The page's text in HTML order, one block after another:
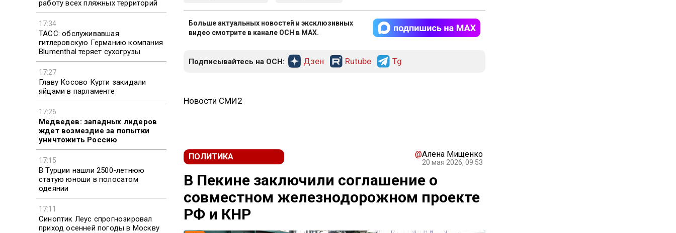
работу всех пляжных территорий
17:34
ТАСС: обслуживавшая
гитлеровскую Германию компания
Blumenthal теряет сухогрузы
17:27
Главу Косово Курти закидали
яйцами в парламенте
17:26
Медведев: западных лидеров
ждет возмездие за попытки
уничтожить Россию
17:15
В Турции нашли 2500-летнюю
статую юноши в полосатом
одеянии
17:11
Синоптик Леус спрогнозировал
приход осенней погоды в Москву
Больше актуальных новостей и эксклюзивных
видео смотрите в канале ОСН в MAX.
Подписывайтесь на ОСН: Дзен Rutube Tg
Новости СМИ2
ПОЛИТИКА @Алена Мищенко
20 мая 2026, 09:53
В Пекине заключили соглашение о
совместном железнодорожном проекте
РФ и КНР